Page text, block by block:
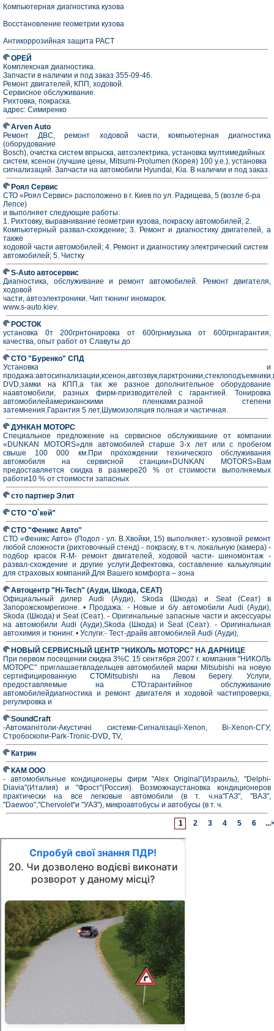
Компьютерная диагностика кузова
Восстановление геометрии кузова
Антикоррозийная защита РАСТ
ОРЕЙ
Комплексная диагностика.
Запчасти в наличии и под заказ 355-09-46.
Ремонт двигателей, КПП, ходовой.
Сервисное обслуживание.
Рихтовка, покраска.
адрес: Симиренко
Arven Auto
Ремонт ДВС, ремонт ходовой части, компьютерная диагностика
(оборудование
Bosch), очистка систем впрыска, автоэлектрика, установка мултимедийных
систем, ксенон (лучшие цены, Mitsumi-Prolumen (Корея) 100 у.е.), установка
сигнализаций. Запчасти на автомобили Hyundai, Kia. В наличии и под заказ.
Роял Сервис
СТО «Роял Сервис» расположено в г. Киев по ул. Радищева, 5 (возле б-ра
Лепсе)
и выполняет следующие работы:
1. Рихтовку, выравнивание геометрии кузова, покраску автомобилей; 2.
Компьютерный развал-схождение; 3. Ремонт и диагностику двигателей, а
также
ходовой части автомобилей; 4. Ремонт и диагностику электрический систем
автомобилей; 5. Чистку
S-Auto автосервис
Диагностика, обслуживание и ремонт автомобилей. Ремонт двигателя,
ходовой
части, автоэлектроники. Чип тюнинг иномарок.
www.s-auto.kiev.
РОСТОК
установка 0т 200грнтонировка от 600грнмузыка от 600грнгарантия,
качества, опыт работ от Славуты до
CTO "Буренко" СПД
Установка и
DVD,замки на КПП,а так же разное дополнительное оборудование
наавтомобили, разных фирм-призводителей с гарантией. Тонировка
автомобилейамериканскими пленками,разной степени
затемнения.Гарантия 5 лет,Шумоизоляция полная и частичная.
ДУНКАН МОТОРС
Специальное предложение на сервисное обслуживание от компании
«DUNKAN MOTORS»для автомобилей старше 3-х лет или с пробегом
свыше 100 000 км.При прохождении технического обслуживания
автомобиля на сервисной станции«DUNKAN MOTORS»Вам
предоставляется скидка в размере20 % от стоимости выполняемых
работи10 % от стоимости запасных
сто партнер Элит
СТО "О`кей"
СТО "Феникс Авто"
СТО «Феникс Авто» (Подол - ул. В.Хвойки, 15) выполняет:- кузовной ремонт
любой сложности (рихтовочный стенд) - покраску, в т.ч. локальную (камера) -
подбор красок R-M- ремонт двигателей, ходовой части- шиномонтаж -
развал-схождение и другие услуги.Дефектовка, составление калькуляции
для страховых компаний.Для Вашего комфорта – зона
Автоцентр "Hi-Tech" (Ауди, Шкода, СЕАТ)
Официальный дилер Audi (Ауди), Skoda (Шкода) и Seat (Сеат) в
Запорожскомрегионе. • Продажа: - Новые и б/у автомобили Audi (Ауди),
Skoda (Шкода) и Seat (Сеат). - Оригинальные запасные части и аксессуары
на автомобили Audi (Ауди),Skoda (Шкода) и Seat (Сеат). - Оригинальная
автохимия и тюнинг. • Услуги:- Тест-драйв автомобилей Audi (Ауди),
НОВЫЙ СЕРВИСНЫЙ ЦЕНТР "НИКОЛЬ МОТОРС" НА ДАРНИЦЕ
При первом посещении скидка 3%С 15 сентября 2007 г. компания "НИКОЛЬ
МОТОРС" приглашаетвладельцев автомобилей марки Mitsubishi на новую
сертифицированную СТОMitsubishi на Левом берегу. Услуги,
предоставляемые на СТО:гарантийное обслуживание
автомобилейдиагностика и ремонт двигателя и ходовой частипроверка,
регулировка и
SoundCraft
-Автомагнітоли-Акустичні системи-Сигналізації-Xenon, Bi-Xenon-СГУ,
Стробоскопи-Park-Tronic-DVD, TV,
Катрин
КАМ ООО
- автомобильные кондиционеры фирм "Alex Original"(Израиль), "Delphi-
Diavia"(Италия) и "Фрост"(Россия). Возможнаустановка кондиционеров
практически на все легковые автомобили (в т. ч.на"ГАЗ", "ВАЗ",
"Daewoo","Chervolet"и "УАЗ"), микроавтобусы и автобусы (в т. ч.
1 2 3 4 5 6